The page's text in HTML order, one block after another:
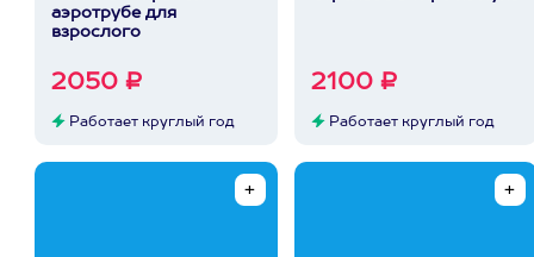
аэротрубе для
взрослого
2050 ₽
Работает круглый год
2100 ₽
Работает круглый год